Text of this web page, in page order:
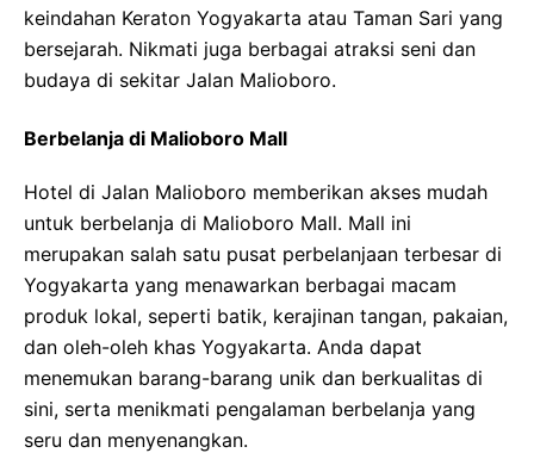
keindahan Keraton Yogyakarta atau Taman Sari yang
bersejarah. Nikmati juga berbagai atraksi seni dan
budaya di sekitar Jalan Malioboro.
Berbelanja di Malioboro Mall
Hotel di Jalan Malioboro memberikan akses mudah
untuk berbelanja di Malioboro Mall. Mall ini
merupakan salah satu pusat perbelanjaan terbesar di
Yogyakarta yang menawarkan berbagai macam
produk lokal, seperti batik, kerajinan tangan, pakaian,
dan oleh-oleh khas Yogyakarta. Anda dapat
menemukan barang-barang unik dan berkualitas di
sini, serta menikmati pengalaman berbelanja yang
seru dan menyenangkan.